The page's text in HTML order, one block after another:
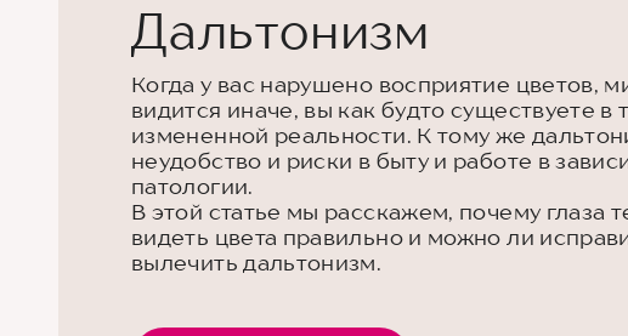
Дальтонизм
Когда у вас нарушено восприятие цветов,
видится иначе, вы как будто существуете в
измененной реальности. К тому же
неудобство и риски в быту и работе в
патологии.
В этой статье мы расскажем, почему глаза
видеть цвета правильно и можно ли
вылечить дальтонизм.